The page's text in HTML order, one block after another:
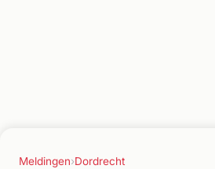
Meldingen›Dordrecht